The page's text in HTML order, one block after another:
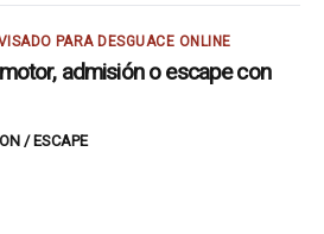
PARA DESGUACE ONLINE
admisión o escape con
/ ESCAPE